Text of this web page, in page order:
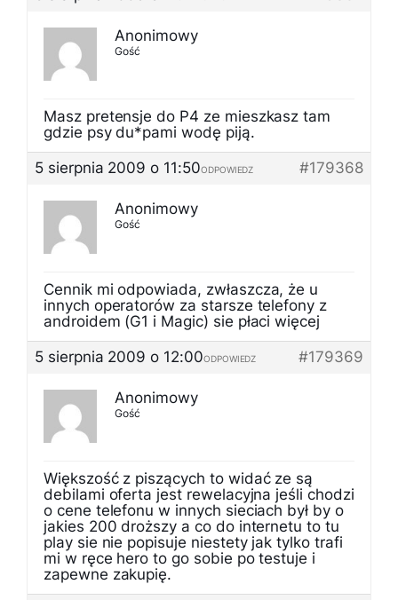
Anonimowy
Gość
Masz pretensje do P4 ze mieszkasz tam
gdzie psy du*pami wodę piją.
5 sierpnia 2009 o 11:50
#179368
ODPOWIEDZ
Anonimowy
Gość
Cennik mi odpowiada, zwłaszcza, że u
innych operatorów za starsze telefony z
androidem (G1 i Magic) sie płaci więcej
5 sierpnia 2009 o 12:00
#179369
ODPOWIEDZ
Anonimowy
Gość
Większość z piszących to widać ze są
debilami oferta jest rewelacyjna jeśli chodzi
o cene telefonu w innych sieciach był by o
jakies 200 droższy a co do internetu to tu
play sie nie popisuje niestety jak tylko trafi
mi w ręce hero to go sobie po testuje i
zapewne zakupię.